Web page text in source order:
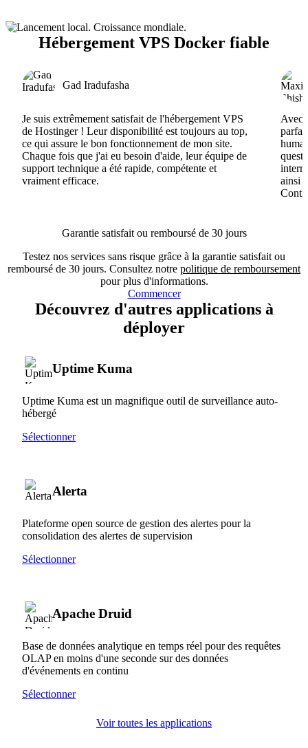
Hébergement VPS Docker fiable
Gad Iradufasha
Je suis extrêmement satisfait de l'hébergement VPS
de Hostinger ! Leur disponibilité est toujours au top,
ce qui assure le bon fonctionnement de mon site.
Chaque fois que j'ai eu besoin d'aide, leur équipe de
support technique a été rapide, compétente et
vraiment efficace.
Avec
ainsi
Garantie satisfait ou remboursé de 30 jours
Testez nos services sans risque grâce à la garantie satisfait ou
remboursé de 30 jours. Consultez notre politique de remboursement
pour plus d'informations.
Commencer
Découvrez d'autres applications à
déployer
Uptime Kuma
Uptime Kuma est un magnifique outil de surveillance auto-
hébergé
Sélectionner
Alerta
Plateforme open source de gestion des alertes pour la
consolidation des alertes de supervision
Sélectionner
Apache Druid
Base de données analytique en temps réel pour des requêtes
OLAP en moins d'une seconde sur des données
d'événements en continu
Sélectionner
Voir toutes les applications